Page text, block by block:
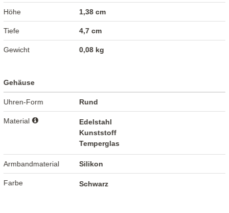
Höhe 1,38 cm
Tiefe 4,7 cm
Gewicht 0,08 kg
Gehäuse
Uhren-Form Rund
Material
Edelstahl
Kunststoff
Temperglas
Armbandmaterial Silikon
Farbe Schwarz